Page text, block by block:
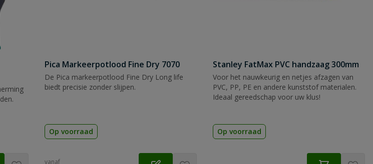
Pica Markeerpotlood Fine Dry 7070
De Pica markeerpotlood Fine Dry Long life
biedt precisie zonder slijpen.
Op voorraad
vanaf
Stanley FatMax PVC handzaag 300mm
Voor het nauwkeurig en netjes afzagen van
PVC, PP, PE en andere kunststof materialen.
Ideaal gereedschap voor uw klus!
Op voorraad